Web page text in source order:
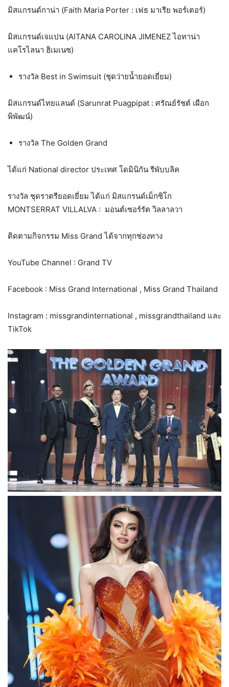
มิสแกรนด์กาน่า (Faith Maria Porter : เฟธ มาเรีย พอร์เตอร์)
มิสแกรนด์เจแปน (AITANA CAROLINA JIMENEZ ไอทาน่า
แคโรไลนา ฮิเมเนซ)
รางวัล Best in Swimsuit (ชุดว่ายน้ำยอดเยี่ยม)
มิสแกรนด์ไทยแลนด์ (Sarunrat Puagpipat : ศรัณย์รัชต์ เผือก
พิพัฒน์)
รางวัล The Golden Grand
ได้แก่ National director ประเทศ โดมินิกัน รีพับบลิค
รางวัล ชุดราตรียอดเยี่ยม ได้แก่ มิสแกรนด์เม็กซิโก
MONTSERRAT VILLALVA : มอนต์เซอร์รัต วิลลาลวา
ติดตามกิจกรรม Miss Grand ได้จากทุกช่องทาง
YouTube Channel : Grand TV
Facebook : Miss Grand International , Miss Grand Thailand
Instagram : missgrandinternational , missgrandthailand และ
TikTok